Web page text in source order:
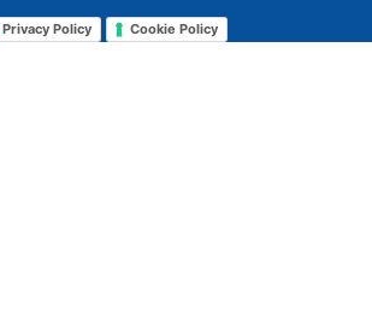
Privacy Policy Cookie Policy